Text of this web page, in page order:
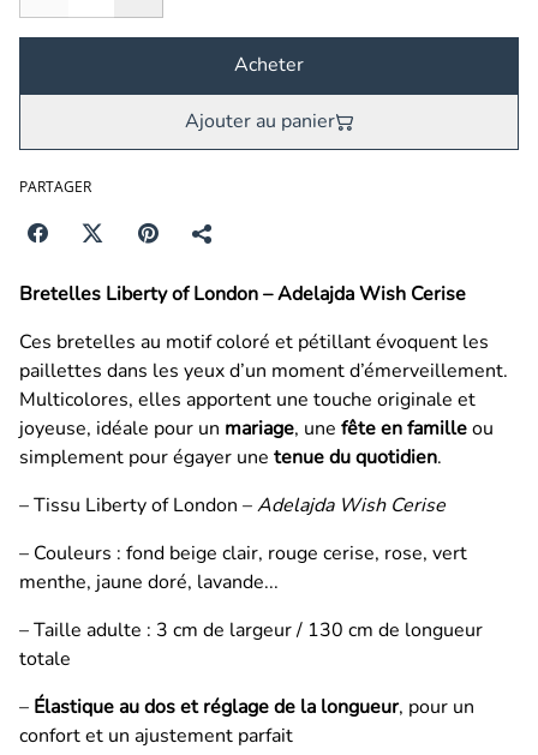
Acheter
Ajouter au panier
PARTAGER
Bretelles Liberty of London – Adelajda Wish Cerise
Ces bretelles au motif coloré et pétillant évoquent les
paillettes dans les yeux d’un moment d’émerveillement.
Multicolores, elles apportent une touche originale et
joyeuse, idéale pour un mariage, une fête en familleou
simplement pour égayer une tenue du quotidien.
– Tissu Liberty of London –Adelajda Wish Cerise
– Couleurs : fond beige clair, rouge cerise, rose, vert
menthe, jaune doré, lavande...
– Taille adulte : 3 cm de largeur / 130 cm de longueur
totale
– Élastique au dos et réglage de la longueur, pour un
confort et un ajustement parfait